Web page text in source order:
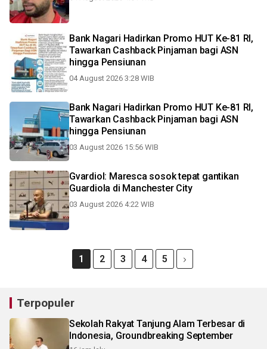
Bank Nagari Hadirkan Promo HUT Ke-81 RI,
Tawarkan Cashback Pinjaman bagi ASN
hingga Pensiunan
04 August 2026 3:28 WIB
Bank Nagari Hadirkan Promo HUT Ke-81 RI,
Tawarkan Cashback Pinjaman bagi ASN
hingga Pensiunan
03 August 2026 15:56 WIB
Gvardiol: Maresca sosok tepat gantikan
Guardiola di Manchester City
03 August 2026 4:22 WIB
1 2 3 4 5
Terpopuler
Sekolah Rakyat Tanjung Alam Terbesar di
Indonesia, Groundbreaking September